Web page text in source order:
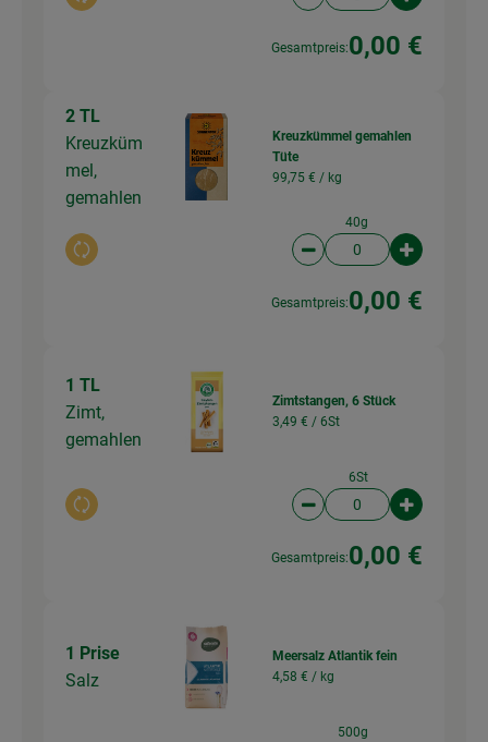
Gesamtpreis:0,00 €
2 TL
Kreuzküm
mel,
gemahlen
Auswahl ändern
Kreuzkümmel gemahlen
Tüte
99,75 € / kg
40g
Artikelanzahl
Gesamtpreis:0,00 €
1 TL
Zimt,
gemahlen
Auswahl ändern
Zimtstangen, 6 Stück
3,49 € / 6St
6St
Artikelanzahl
Gesamtpreis:0,00 €
1 Prise
Salz
Meersalz Atlantik fein
4,58 € / kg
500g